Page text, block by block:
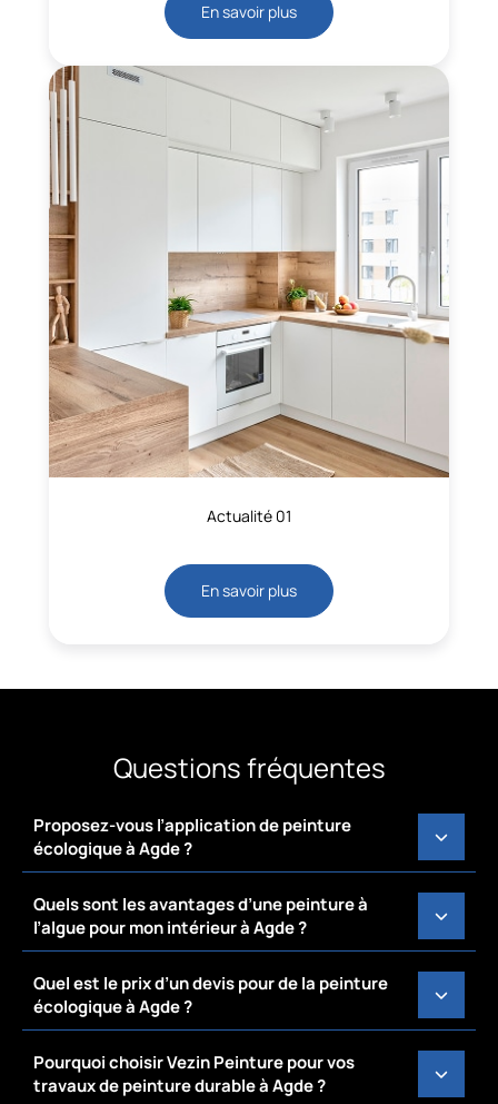
En savoir plus
Actualité 01
En savoir plus
Questions fréquentes
Proposez-vous l’application de peinture
écologique à Agde ?
Quels sont les avantages d’une peinture à
l’algue pour mon intérieur à Agde ?
Quel est le prix d’un devis pour de la peinture
écologique à Agde ?
Pourquoi choisir Vezin Peinture pour vos
travaux de peinture durable à Agde ?